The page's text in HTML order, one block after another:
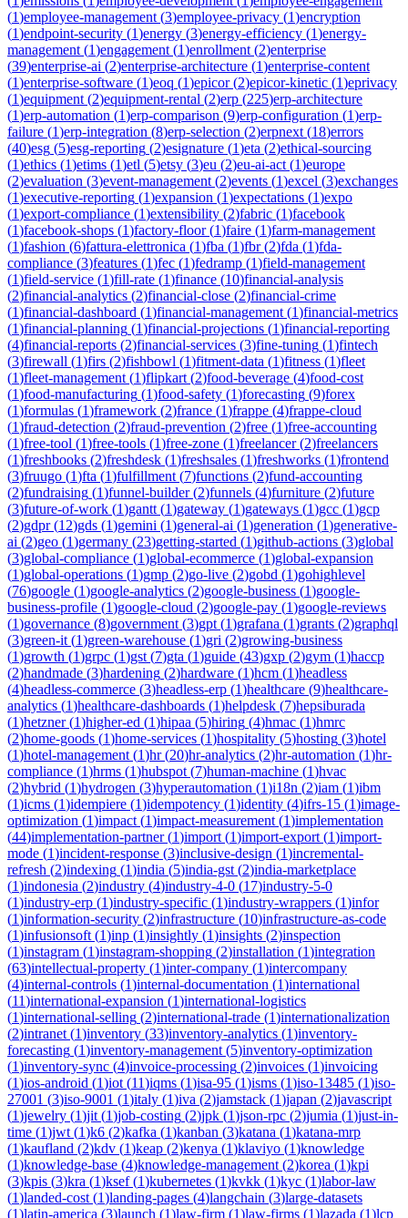
(1)employee-management (3)employee-privacy (1)encryption
(1)endpoint-security (1)energy (3)energy-efficiency (1)energy-
management (1)engagement (1)enrollment (2)enterprise
(39)enterprise-ai (2)enterprise-architecture (1)enterprise-content
(1)enterprise-software (1)eoq (1)epicor(2)epicor-kinetic (1)eprivacy
(1)equipment (2)equipment-rental (2)erp (225)erp-architecture
(1)erp-automation (1)erp-comparison (9)erp-configuration (1)erp-
failure (1)erp-integration (8)erp-selection (2)erpnext (18)errors
(40)esg (5)esg-reporting (2)esignature (1)eta (2)ethical-sourcing
(1)ethics (1)etims (1)etl (5)etsy (3)eu (2)eu-ai-act (1)europe
(2)evaluation (3)event-management (2)events (1)excel (3)exchanges
(1)executive-reporting (1)expansion (1)expectations (1)expo
(1)export-compliance (1)extensibility (2)fabric (1)facebook
(1)facebook-shops (1)factory-floor(1)faire (1)farm-management
(1)fashion (6)fattura-elettronica (1)fba (1)fbr(2)fda (1)fda-
compliance (3)features (1)fec (1)fedramp (1)field-management
(1)field-service (1)fill-rate (1)finance (10)financial-analysis
(2)financial-analytics (2)financial-close (2)financial-crime
(1)financial-dashboard (1)financial-management (1)financial-metrics
(1)financial-planning (1)financial-projections (1)financial-reporting
(4)financial-reports (2)financial-services (3)fine-tuning (1)fintech
(3)firewall (1)firs (2)fishbowl (1)fitment-data (1)fitness (1)fleet
(1)fleet-management (1)flipkart (2)food-beverage (4)food-cost
(1)food-manufacturing (1)food-safety (1)forecasting (9)forex
(1)formulas (1)framework (2)france (1)frappe (4)frappe-cloud
(1)fraud-detection (2)fraud-prevention (2)free (1)free-accounting
(1)free-tool (1)free-tools (1)free-zone (1)freelancer(2)freelancers
(1)freshbooks (2)freshdesk (1)freshsales (1)freshworks (1)frontend
(3)fruugo (1)fta (1)fulfillment (7)functions (2)fund-accounting
(2)fundraising (1)funnel-builder(2)funnels (4)furniture (2)future
(3)future-of-work (1)gantt (1)gateway (1)gateways (1)gcc (1)gcp
(2)gdpr(12)gds (1)gemini (1)general-ai (1)generation (1)generative-
ai (2)geo (1)germany (23)getting-started (1)github-actions (3)global
(3)global-compliance (1)global-ecommerce (1)global-expansion
(1)global-operations (1)gmp (2)go-live (2)gobd (1)gohighlevel
(76)google (1)google-analytics (2)google-business (1)google-
business-profile (1)google-cloud (2)google-pay (1)google-reviews
(1)governance (8)government (3)gpt (1)grafana (1)grants (2)graphql
(3)green-it (1)green-warehouse (1)gri (2)growing-business
(1)growth (1)grpc (1)gst (7)gta (1)guide (43)gxp (2)gym (1)haccp
(2)handmade (3)hardening (2)hardware (1)hcm (1)headless
(4)headless-commerce (3)headless-erp (1)healthcare (9)healthcare-
analytics (1)healthcare-dashboards (1)helpdesk (7)hepsiburada
(1)hetzner(1)higher-ed (1)hipaa (5)hiring (4)hmac (1)hmrc
(2)home-goods (1)home-services (1)hospitality (5)hosting (3)hotel
(1)hotel-management (1)hr(20)hr-analytics (2)hr-automation (1)hr-
compliance (1)hrms (1)hubspot (7)human-machine (1)hvac
(2)hybrid (1)hydrogen (3)hyperautomation (1)i18n (2)iam (1)ibm
(1)icms (1)idempiere (1)idempotency (1)identity (4)ifrs-15 (1)image-
optimization (1)impact (1)impact-measurement (1)implementation
(44)implementation-partner(1)import (1)import-export (1)import-
mode (1)incident-response (3)inclusive-design (1)incremental-
refresh (2)indexing (1)india (5)india-gst (2)india-marketplace
(1)indonesia (2)industry (4)industry-4-0 (17)industry-5-0
(1)industry-erp (1)industry-specific (1)industry-wrappers (1)infor
(1)information-security (2)infrastructure (10)infrastructure-as-code
(1)infusionsoft (1)inp (1)insightly (1)insights (2)inspection
(1)instagram (1)instagram-shopping (2)installation (1)integration
(63)intellectual-property (1)inter-company (1)intercompany
(4)internal-controls (1)internal-documentation (1)international
(11)international-expansion (1)international-logistics
(1)international-selling (2)international-trade (1)internationalization
(2)intranet (1)inventory (33)inventory-analytics (1)inventory-
forecasting (1)inventory-management (5)inventory-optimization
(1)inventory-sync (4)invoice-processing (2)invoices (1)invoicing
(1)ios-android (1)iot (11)iqms (1)isa-95 (1)isms (1)iso-13485 (1)iso-
27001 (3)iso-9001 (1)italy (1)iva (2)jamstack (1)japan (2)javascript
(1)jewelry (1)jit (1)job-costing (2)jpk (1)json-rpc (2)jumia (1)just-in-
time (1)jwt (1)k6 (2)kafka (1)kanban (3)katana (1)katana-mrp
(1)kaufland (2)kdv (1)keap (2)kenya (1)klaviyo (1)knowledge
(1)knowledge-base (4)knowledge-management (2)korea (1)kpi
(3)kpis (3)kra (1)ksef(1)kubernetes (1)kvkk (1)kyc (1)labor-law
(1)landed-cost (1)landing-pages (4)langchain (3)large-datasets
(1)latin-america (3)launch (1)law-firm (1)law-firms (1)lazada (1)lcp